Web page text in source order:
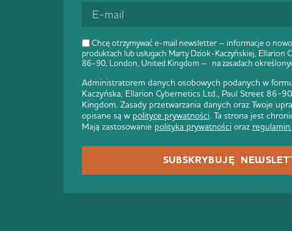
Chcę otrzymywać e-mail newsletter – informacje o
produktach lub usługach Marty Dziok-Kaczyńskiej, Ellarion
86-90, London, United Kingdom – na zasadach
Administratorem danych osobowych podanych w
Kaczyńska, Ellarion Cybernetics Ltd., Paul Street 86-
Kingdom. Zasady przetwarzania danych oraz Twoje
opisane są w polityce prywatności. Ta strona jest
Mają zastosowanie polityka prywatności oraz regulamin
SUBSKRYBUJĘ